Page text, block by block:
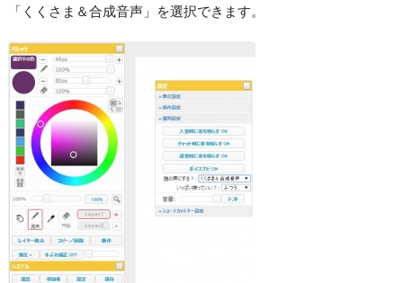
「くくさま＆合成音声」を選択できます。